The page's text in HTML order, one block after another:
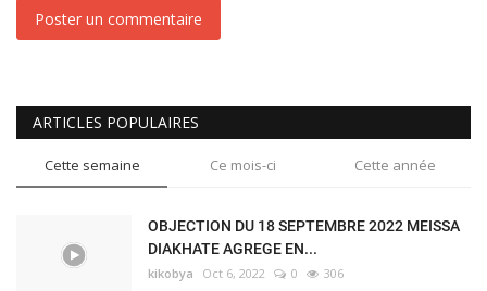
Poster un commentaire
ARTICLES POPULAIRES
Cette semaine Ce mois-ci Cette année
OBJECTION DU 18 SEPTEMBRE 2022 MEISSA
DIAKHATE AGREGE EN...
kikobya Oct 6, 2022 0 306